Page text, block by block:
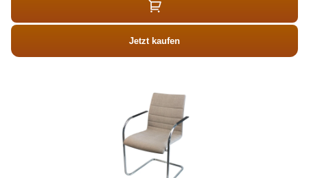
Jetzt kaufen